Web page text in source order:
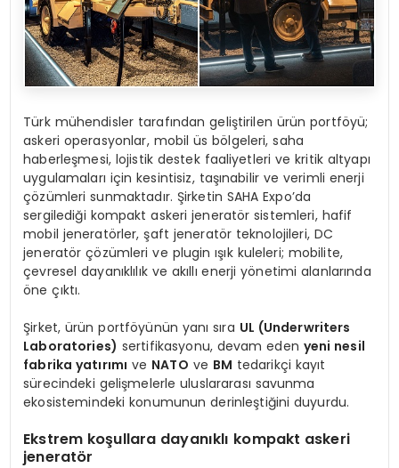
Türk mühendisler tarafından geliştirilen ürün portföyü;
askeri operasyonlar, mobil üs bölgeleri, saha
haberleşmesi, lojistik destek faaliyetleri ve kritik altyapı
uygulamaları için kesintisiz, taşınabilir ve verimli enerji
çözümleri sunmaktadır. Şirketin SAHA Expo’da
sergilediği kompakt askeri jeneratör sistemleri, hafif
mobil jeneratörler, şaft jeneratör teknolojileri, DC
jeneratör çözümleri ve plugin ışık kuleleri; mobilite,
çevresel dayanıklılık ve akıllı enerji yönetimi alanlarında
öne çıktı.
Şirket, ürün portföyünün yanı sıra UL (Underwriters
Laboratories) sertifikasyonu, devam eden yeni nesil
fabrika yatırımı ve NATO ve BM tedarikçi kayıt
sürecindeki gelişmelerle uluslararası savunma
ekosistemindeki konumunun derinleştiğini duyurdu.
Ekstrem koşullara dayanıklı kompakt askeri
jeneratör